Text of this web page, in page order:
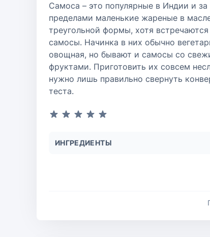
Самоса – это популярные в Индии и за
пределами маленькие жареные в
треугольной формы, хотя
самосы. Начинка в них обычно
овощная, но бывают и самосы со
фруктами. Приготовить их совсем
нужно лишь правильно свернуть
теста.
ИНГРЕДИЕНТЫ